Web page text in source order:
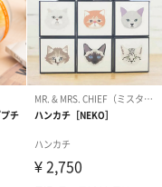
ル：イ
ック
）
（GRAPE
（880円）